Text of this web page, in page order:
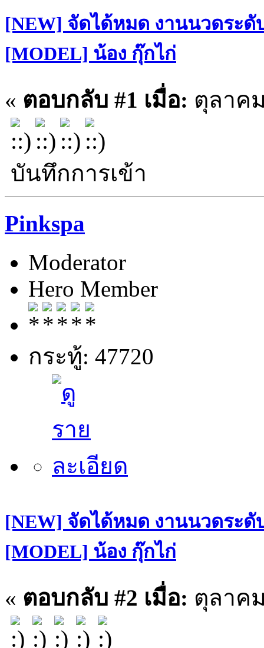
[NEW] จัดได้หมด งานนวดระดั
[MODEL] น้อง กุ๊กไก่
« ตอบกลับ #1 เมื่อ: ตุลาคม
บันทึกการเข้า
Pinkspa
Moderator
Hero Member
กระทู้: 47720
[NEW] จัดได้หมด งานนวดระดั
[MODEL] น้อง กุ๊กไก่
« ตอบกลับ #2 เมื่อ: ตุลาคม